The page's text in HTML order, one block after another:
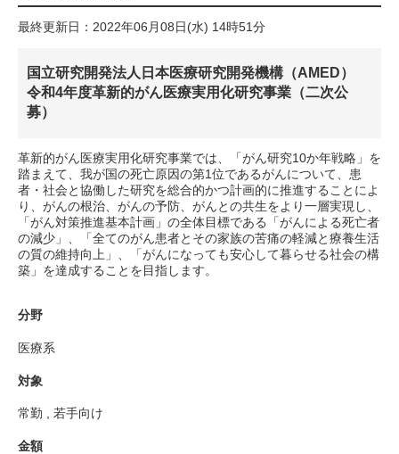
最終更新日：2022年06月08日(水) 14時51分
国立研究開発法人日本医療研究開発機構（AMED）
令和4年度革新的がん医療実用化研究事業（二次公
募）
革新的がん医療実用化研究事業では、「がん研究10か年戦略」を
踏まえて、我が国の死亡原因の第1位であるがんについて、患
者・社会と協働した研究を総合的かつ計画的に推進することによ
り、がんの根治、がんの予防、がんとの共生をより一層実現し、
「がん対策推進基本計画」の全体目標である「がんによる死亡者
の減少」、「全てのがん患者とその家族の苦痛の軽減と療養生活
の質の維持向上」、「がんになっても安心して暮らせる社会の構
築」を達成することを目指します。
分野
医療系
対象
常勤 , 若手向け
金額